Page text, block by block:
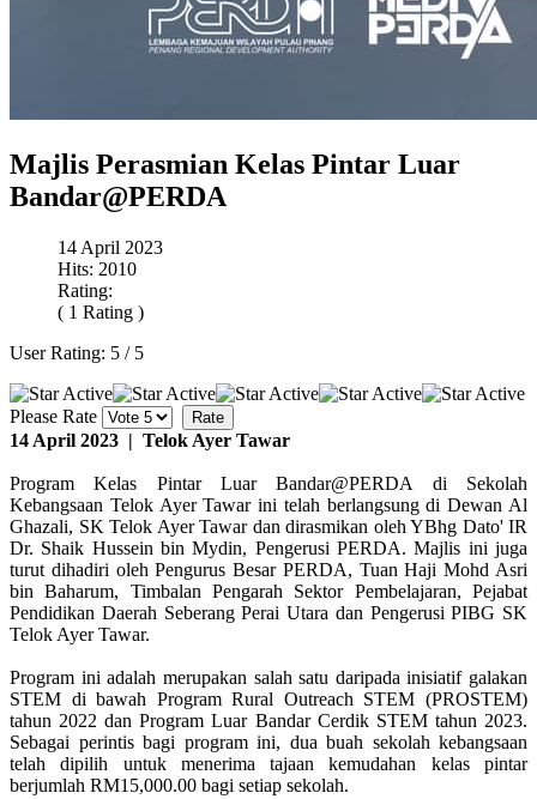
Majlis Perasmian Kelas Pintar Luar
Bandar@PERDA
14 April 2023
Hits: 2010
Rating:
( 1 Rating )
User Rating: 5 / 5
Please Rate
14 April 2023 | Telok Ayer Tawar
Program Kelas Pintar Luar Bandar@PERDA di Sekolah
Kebangsaan Telok Ayer Tawar ini telah berlangsung di Dewan Al
Ghazali, SK Telok Ayer Tawar dan dirasmikan oleh YBhg Dato' IR
Dr. Shaik Hussein bin Mydin, Pengerusi PERDA. Majlis ini juga
turut dihadiri oleh Pengurus Besar PERDA, Tuan Haji Mohd Asri
bin Baharum, Timbalan Pengarah Sektor Pembelajaran, Pejabat
Pendidikan Daerah Seberang Perai Utara dan Pengerusi PIBG SK
Telok Ayer Tawar.
Program ini adalah merupakan salah satu daripada inisiatif galakan
STEM di bawah Program Rural Outreach STEM (PROSTEM)
tahun 2022 dan Program Luar Bandar Cerdik STEM tahun 2023.
Sebagai perintis bagi program ini, dua buah sekolah kebangsaan
telah dipilih untuk menerima tajaan kemudahan kelas pintar
berjumlah RM15,000.00 bagi setiap sekolah.